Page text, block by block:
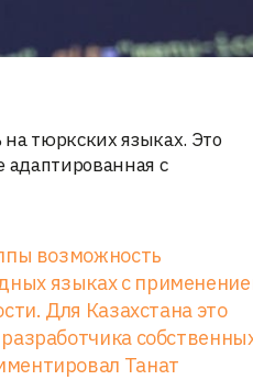
на тюркских языках. Это
адаптированная с
возможность
языках с
Для Казахстана это
Танат